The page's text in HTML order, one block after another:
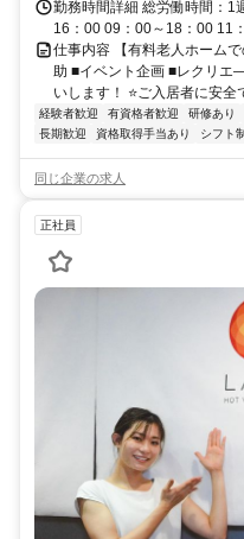
勤務時間詳細 総労働時間：1
16：00 09：00～18：00 11
仕事内容 【有料老人ホーム
助 ■イベント企画 ■レクリエ
いします！ ⭐ご入居者に安全
経験者歓迎 有資格者歓迎 研修あり
長期歓迎
資格取得手当あり シフト制
同じ企業の求人
正社員